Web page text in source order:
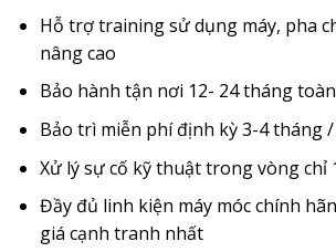
Hỗ trợ training sử dụng máy, pha
nâng cao
Bảo hành tận nơi 12- 24 tháng
Bảo trì miễn phí định kỳ 3-4 tháng
Xử lý sự cố kỹ thuật trong vòng chỉ
Đầy đủ linh kiện máy móc chính
giá cạnh tranh nhất